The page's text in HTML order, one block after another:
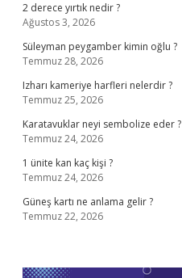
2 derece yırtık nedir ?
Ağustos 3, 2026
Süleyman peygamber kimin oğlu ?
Temmuz 28, 2026
Izharı kameriye harfleri nelerdir ?
Temmuz 25, 2026
Karatavuklar neyi sembolize eder ?
Temmuz 24, 2026
1 ünite kan kaç kişi ?
Temmuz 24, 2026
Güneş kartı ne anlama gelir ?
Temmuz 22, 2026